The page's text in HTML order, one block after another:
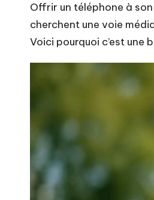
Offrir un téléphone à
cherchent une voie
Voici pourquoi c’est une